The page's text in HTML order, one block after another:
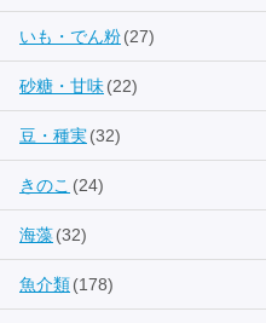
いも・でん粉(27)
砂糖・甘味(22)
豆・種実(32)
きのこ (24)
海藻(32)
魚介類(178)